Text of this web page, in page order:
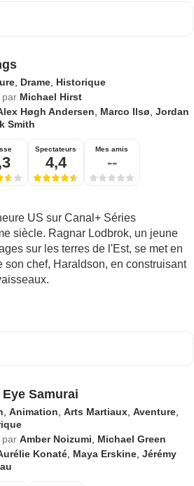
, Drame, Historique
par Michael Hirst
Høgh Andersen Marco Ilsø Jordan
Smith
Spectateurs
4,4
Mes amis
--
US sur Canal+ Séries
siècle. Ragnar Lodbrok, un jeune
sur les terres de l'Est, se met en
son chef, Haraldson, en construisant
Samurai
Animation Arts Martiaux, Aventure,
par Amber Noizumi
Michael Green
Konaté, Maya Erskine, Jérémy